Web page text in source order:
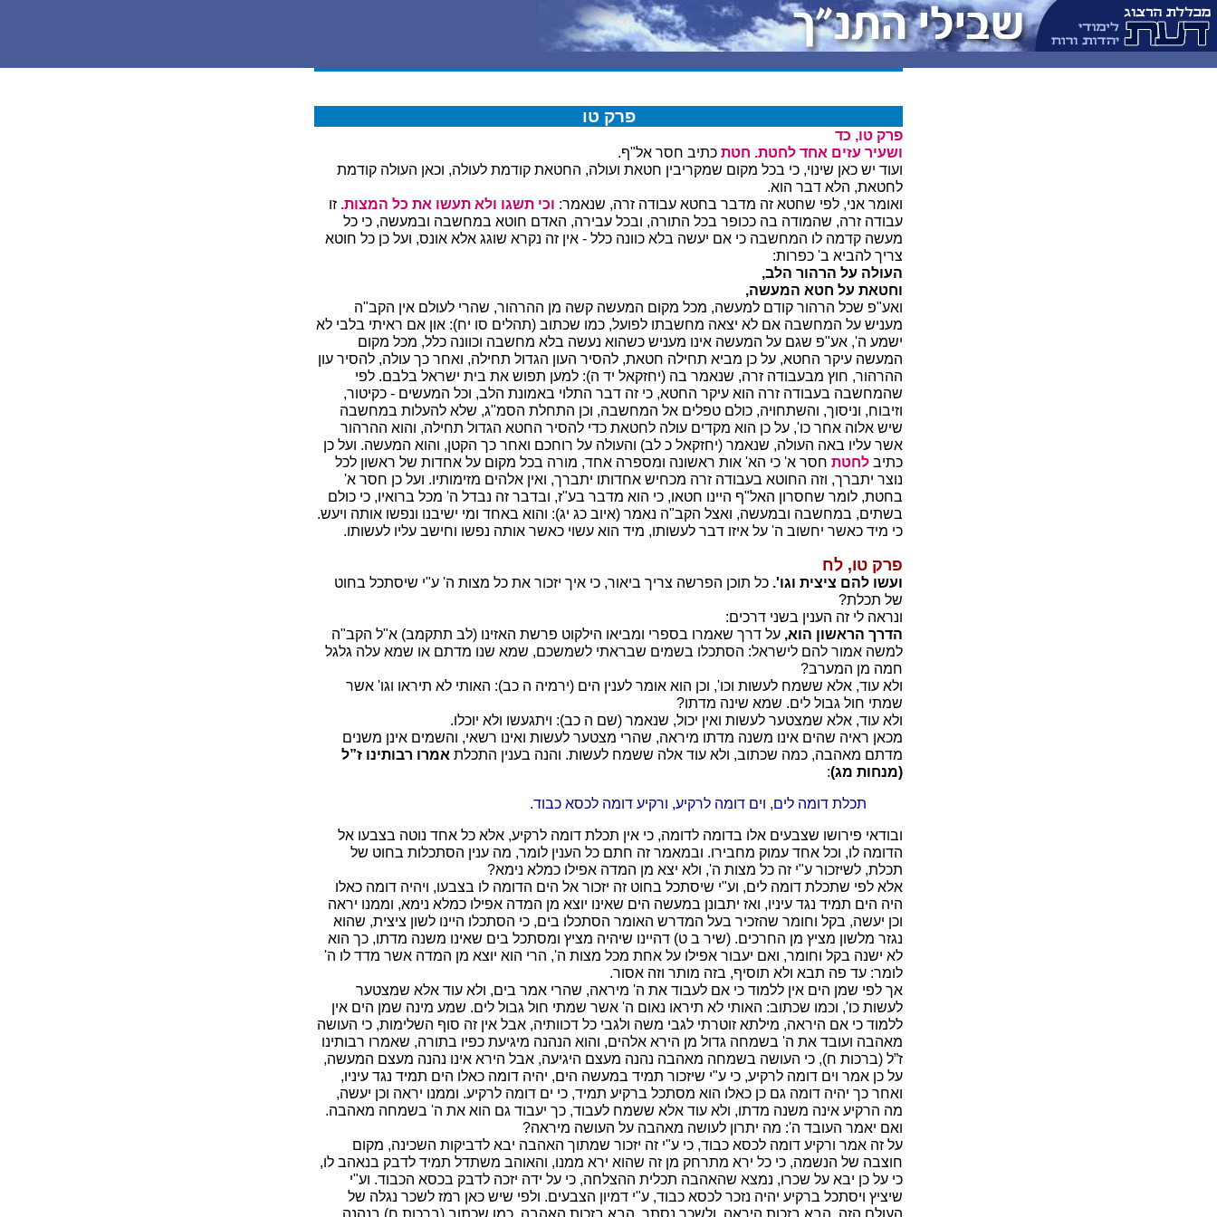
פרק טו
פרק טו, כד
ושעיר עזים אחד לחטת. חטת כתיב חסר אל"ף.
ועוד יש כאן שינוי, כי בכל מקום שמקריבין חטאת ועולה, החטאת קודמת לעולה, וכאן העולה קודמת
לחטאת, הלא דבר הוא.
ואומר אני, לפי שחטא זה מדבר בחטא עבודה זרה, שנאמר: וכי תשגו ולא תעשו את כל המצות. זו
עבודה זרה, שהמודה בה ככופר בכל התורה, ובכל עבירה, האדם חוטא במחשבה ובמעשה, כי כל
מעשה קדמה לו המחשבה כי אם יעשה בלא כוונה כלל - אין זה נקרא שוגג אלא אונס, ועל כן כל חוטא
צריך להביא ב' כפרות:
העולה על הרהור הלב,
וחטאת על חטא המעשה,
ואע"פ שכל הרהור קודם למעשה, מכל מקום המעשה קשה מן ההרהור, שהרי לעולם אין הקב"ה
מעניש על המחשבה אם לא יצאה מחשבתו לפועל, כמו שכתוב (תהלים סו יח): און אם ראיתי בלבי לא
ישמע ה', אע"פ שגם על המעשה אינו מעניש כשהוא נעשה בלא מחשבה וכוונה כלל, מכל מקום
המעשה עיקר החטא, על כן מביא תחילה חטאת, להסיר העון הגדול תחילה, ואחר כך עולה, להסיר עון
ההרהור, חוץ מבעבודה זרה, שנאמר בה (יחזקאל יד ה): למען תפוש את בית ישראל בלבם. לפי
שהמחשבה בעבודה זרה הוא עיקר החטא, כי זה דבר התלוי באמונת הלב, וכל המעשים - כקיטור,
וזיבוח, וניסוך, והשתחויה, כולם טפלים אל המחשבה, וכן התחלת הסמ"ג, שלא להעלות במחשבה
שיש אלוה אחר כו', על כן הוא מקדים עולה לחטאת כדי להסיר החטא הגדול תחילה, והוא ההרהור
אשר עליו באה העולה, שנאמר (יחזקאל כ לב) והעולה על רוחכם ואחר כך הקטן, והוא המעשה. ועל כן
כתיב לחטת חסר א' כי הא' אות ראשונה ומספרה אחד, מורה בכל מקום על אחדות של ראשון לכל
נוצר יתברך, וזה החוטא בעבודה זרה מכחיש אחדותו יתברך, ואין אלהים מזימותיו. ועל כן חסר א'
בחטת, לומר שחסרון האל"ף היינו חטאו, כי הוא מדבר בע"ז, ובדבר זה נבדל ה' מכל ברואיו, כי כולם
בשתים, במחשבה ובמעשה, ואצל הקב"ה נאמר (איוב כג יג): והוא באחד ומי ישיבנו ונפשו אותה ויעש.
כי מיד כאשר יחשוב ה' על איזו דבר לעשותו, מיד הוא עשוי כאשר אותה נפשו וחישב עליו לעשותו.
פרק טו, לח
ועשו להם ציצית וגו'. כל תוכן הפרשה צריך ביאור, כי איך יזכור את כל מצות ה' ע"י שיסתכל בחוט
של תכלת?
ונראה לי זה הענין בשני דרכים:
הדרך הראשון הוא, על דרך שאמרו בספרי ומביאו הילקוט פרשת האזינו (לב תתקמב) א"ל הקב"ה
למשה אמור להם לישראל: הסתכלו בשמים שבראתי לשמשכם, שמא שנו מדתם או שמא עלה גלגל
חמה מן המערב?
ולא עוד, אלא ששמח לעשות וכו', וכן הוא אומר לענין הים (ירמיה ה כב): האותי לא תיראו וגו' אשר
שמתי חול גבול לים. שמא שינה מדתו?
ולא עוד, אלא שמצטער לעשות ואין יכול, שנאמר (שם ה כב): ויתגעשו ולא יוכלו.
מכאן ראיה שהים אינו משנה מדתו מיראה, שהרי מצטער לעשות ואינו רשאי, והשמים אינן משנים
מדתם מאהבה, כמה שכתוב, ולא עוד אלה ששמח לעשות. והנה בענין התכלת אמרו רבותינו ז”ל
(מנחות מג):
תכלת דומה לים, וים דומה לרקיע, ורקיע דומה לכסא כבוד.
ובודאי פירושו שצבעים אלו בדומה לדומה, כי אין תכלת דומה לרקיע, אלא כל אחד נוטה בצבעו אל
הדומה לו, וכל אחד עמוק מחבירו. ובמאמר זה חתם כל הענין לומר, מה ענין הסתכלות בחוט של
תכלת, לשיזכור ע"י זה כל מצות ה', ולא יצא מן המדה אפילו כמלא נימא?
אלא לפי שתכלת דומה לים, וע"י שיסתכל בחוט זה יזכור אל הים הדומה לו בצבעו, ויהיה דומה כאלו
היה הים תמיד נגד עיניו, ואז יתבונן במעשה הים שאינו יוצא מן המדה אפילו כמלא נימא, וממנו יראה
וכן יעשה, בקל וחומר שהזכיר בעל המדרש האומר הסתכלו בים, כי הסתכלו היינו לשון ציצית, שהוא
נגזר מלשון מציץ מן החרכים. (שיר ב ט) דהיינו שיהיה מציץ ומסתכל בים שאינו משנה מדתו, כך הוא
לא ישנה בקל וחומר, ואם יעבור אפילו על אחת מכל מצות ה', הרי הוא יוצא מן המדה אשר מדד לו ה'
לומר: עד פה תבא ולא תוסיף, בזה מותר וזה אסור.
אך לפי שמן הים אין ללמוד כי אם לעבוד את ה' מיראה, שהרי אמר בים, ולא עוד אלא שמצטער
לעשות כו', וכמו שכתוב: האותי לא תיראו נאום ה' אשר שמתי חול גבול לים. שמע מינה שמן הים אין
ללמוד כי אם היראה, מילתא זוטרתי לגבי משה ולגבי כל דכוותיה, אבל אין זה סוף השלימות, כי העושה
מאהבה ועובד את ה' בשמחה גדול מן הירא אלהים, והוא הנהנה מיגיעת כפיו בתורה, שאמרו רבותינו
ז”ל (ברכות ח), כי העושה בשמחה מאהבה נהנה מעצם היגיעה, אבל הירא אינו נהנה מעצם המעשה,
על כן אמר וים דומה לרקיע, כי ע"י שיזכור תמיד במעשה הים, יהיה דומה כאלו הים תמיד נגד עיניו,
ואחר כך יהיה דומה גם כן כאלו הוא מסתכל ברקיע תמיד, כי ים דומה לרקיע. וממנו יראה וכן יעשה,
מה הרקיע אינה משנה מדתו, ולא עוד אלא ששמח לעבוד, כך יעבוד גם הוא את ה' בשמחה מאהבה.
ואם יאמר העובד ה': מה יתרון לעושה מאהבה על העושה מיראה?
על זה אמר ורקיע דומה לכסא כבוד, כי ע"י זה יזכור שמתוך האהבה יבא לדביקות השכינה, מקום
חוצבה של הנשמה, כי כל ירא מתרחק מן זה שהוא ירא ממנו, והאוהב משתדל תמיד לדבק בנאהב לו,
כי על כן יבא על שכרו, נמצא שהאהבה תכלית ההצלחה, כי על ידה יזכה לדבק בכסא הכבוד. וע"י
שיציץ ויסתכל ברקיע יהיה נזכר לכסא כבוד, ע"י דמיון הצבעים. ולפי שיש כאן רמז לשכר נגלה של
העולם הזה, הבא בזכות היראה, ולשכר נסתר, הבא בזכות האהבה, כמו שכתוב (ברכות ח) בנהנה